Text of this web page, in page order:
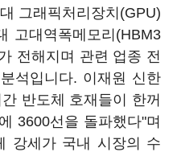
그래픽처리장치(GPU)
고대역폭메모리(HBM3
전해지며 관련 업종 전
석입니다. 이재원 신한
반도체 호재들이 한꺼
3600선을 돌파했다"며
강세가 국내 시장의 수